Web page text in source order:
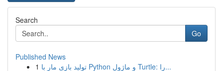
Search
Go
Published News
1
تولید بازی مار با Python و ماژول Turtle: را...